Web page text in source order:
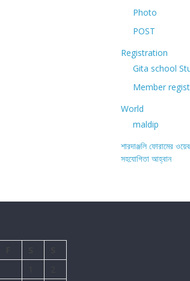
Photo
POST
Registration
Gita school
Member
World
maldip
শারদাঞ্জলি ফোরামের
সহযোগিতা আহ্বান